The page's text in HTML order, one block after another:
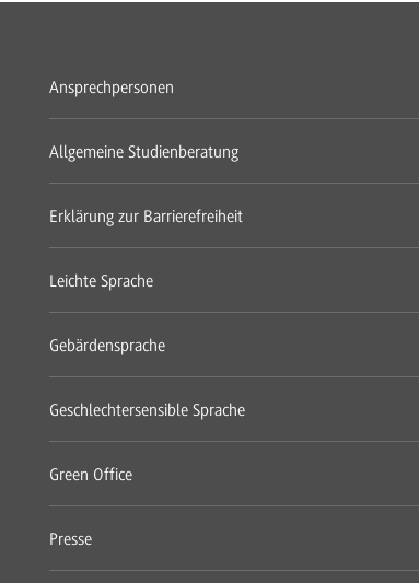
Ansprechpersonen
Allgemeine Studienberatung
Erklärung zur Barrierefreiheit
Leichte Sprache
Gebärdensprache
Geschlechtersensible Sprache
Green Office
Presse